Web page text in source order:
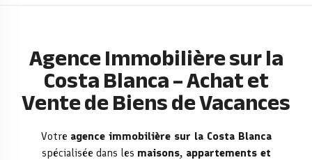
Agence Immobilière sur la
Costa Blanca – Achat et
Vente de Biens de Vacances
Votre agence immobilière sur la Costa Blanca
spécialisée dans les maisons, appartements et